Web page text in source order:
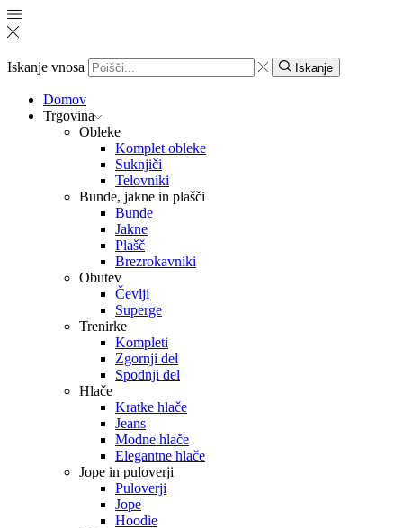
Iskanje vnosa Iskanje
Domov
Trgovina
Obleke
Komplet obleke
Suknjiči
Telovniki
Bunde, jakne in plašči
Bunde
Jakne
Plašč
Brezrokavniki
Obutev
Čevlji
Superge
Trenirke
Kompleti
Zgornji del
Spodnji del
Hlače
Kratke hlače
Jeans
Modne hlače
Elegantne hlače
Jope in puloverji
Puloverji
Jope
Hoodie